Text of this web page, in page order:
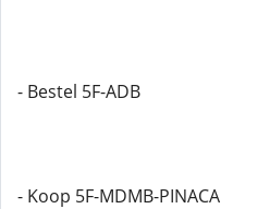
- Bestel 5F-ADB
- Koop 5F-MDMB-PINACA